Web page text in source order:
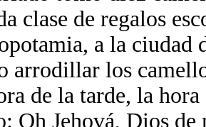
clase de regalos
a la ciudad
arrodillar los
de la tarde, la
Oh Jehová, Dios de